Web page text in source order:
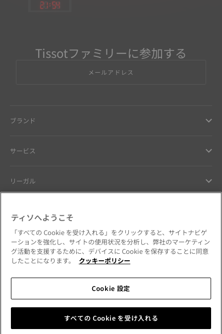
21:54
Tissotファミリーに参加する
メールアドレス
ブランド
サービス
リーガル
お客様へのお約束
公式SNSをフォローする
国・地域を変更 Tissot Copyrights 2026
ティソへようこそ
「すべての Cookie を受け入れる」をクリックすると、サイトナビゲ
ーションを強化し、サイトの使用状況を分析し、弊社のマーケティン
グ活動を支援するために、デバイスに Cookie を保存することに同意
したことになります。
クッキーポリシー
Cookie 設定
すべての Cookie を受け入れる